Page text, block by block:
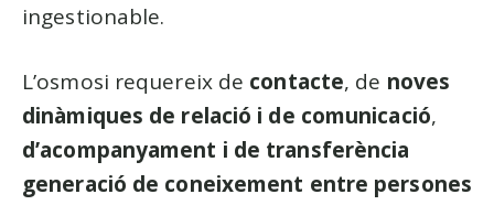
ingestionable.
L’osmosi requereix de contacte, de noves
dinàmiques de relació i de comunicació,
d’acompanyament i de transferència
generació de coneixement entre persones